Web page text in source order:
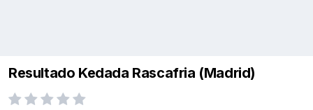
Resultado Kedada Rascafria (Madrid)